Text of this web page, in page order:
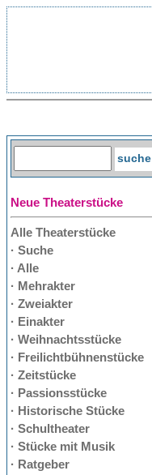
Neue Theaterstücke
Alle Theaterstücke
· Suche
· Alle
· Mehrakter
· Zweiakter
· Einakter
· Weihnachtsstücke
· Freilichtbühnenstücke
· Zeitstücke
· Passionsstücke
· Historische Stücke
· Schultheater
· Stücke mit Musik
· Ratgeber